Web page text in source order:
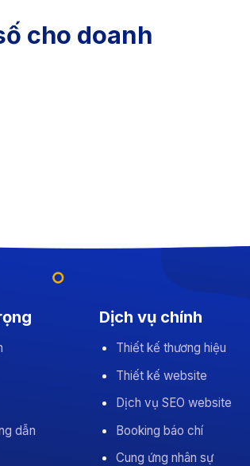
cho doanh
dẫn
Dịch vụ chính
Thiết kế thương hiệu
Thiết kế website
Dịch vụ SEO website
Booking báo chí
Cung ứng nhân sự